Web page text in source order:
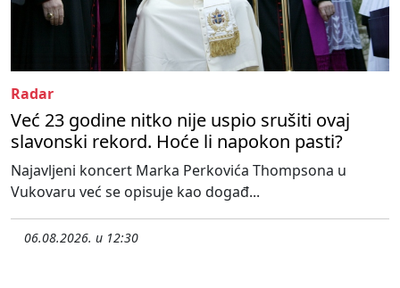
Radar
Već 23 godine nitko nije uspio srušiti ovaj
slavonski rekord. Hoće li napokon pasti?
Najavljeni koncert Marka Perkovića Thompsona u
Vukovaru već se opisuje kao događ...
06.08.2026. u 12:30